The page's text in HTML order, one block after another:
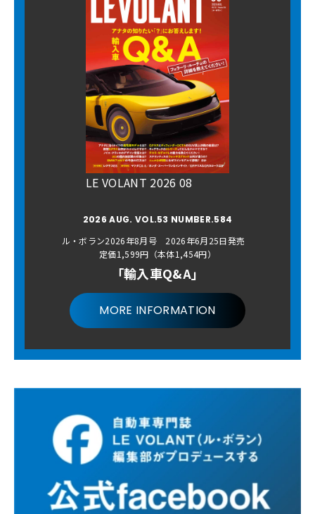
LE VOLANT 2026 08
2026 AUG. VOL.53 NUMBER.584
ル・ボラン2026年8月号 2026年6月25日発売
定価1,599円（本体1,454円）
「輸入車Q&A」
MORE INFORMATION